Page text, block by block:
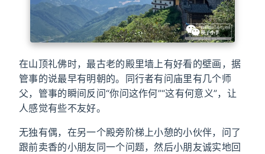
在山顶礼佛时，最古老的殿里墙上有好看的壁画，据
管事的说最早有明朝的。同行者有问庙里有几个师
父，管事的瞬间反问“你问这作何”“这有何意义”，让
人感觉有些不友好。
无独有偶，在另一个殿旁阶梯上小憩的小伙伴，问了
跟前卖香的小朋友同一个问题，然后小朋友诚实地回